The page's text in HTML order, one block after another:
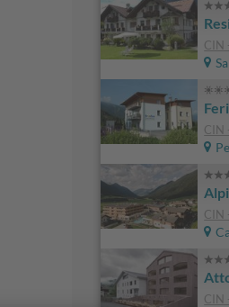
CIN
CIN
CIN
CIN